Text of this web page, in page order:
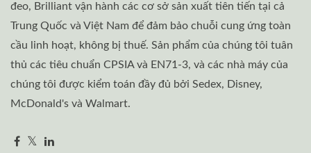
đeo, Brilliant vận hành các cơ sở sản xuất tiên tiến tại cả
Trung Quốc và Việt Nam để đảm bảo chuỗi cung ứng toàn
cầu linh hoạt, không bị thuế. Sản phẩm của chúng tôi tuân
thủ các tiêu chuẩn CPSIA và EN71-3, và các nhà máy của
chúng tôi được kiểm toán đầy đủ bởi Sedex, Disney,
McDonald's và Walmart.